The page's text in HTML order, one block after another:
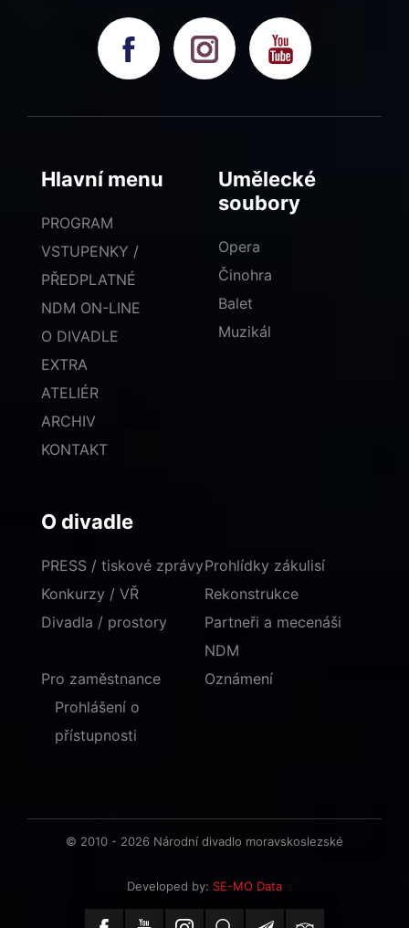
Hlavní menu
PROGRAM
VSTUPENKY /
PŘEDPLATNÉ
NDM ON-LINE
O DIVADLE
EXTRA
ATELIÉR
ARCHIV
KONTAKT
Umělecké
soubory
Opera
Činohra
Balet
Muzikál
O divadle
PRESS / tiskové zprávy
Konkurzy / VŘ
Divadla / prostory
Prohlídky zákulisí
Rekonstrukce
Partneři a mecenáši
NDM
Pro zaměstnance
Oznámení
Prohlášení o
přístupnosti
© 2010 - 2026 Národní divadlo moravskoslezské
Developed by: SE-MO Data